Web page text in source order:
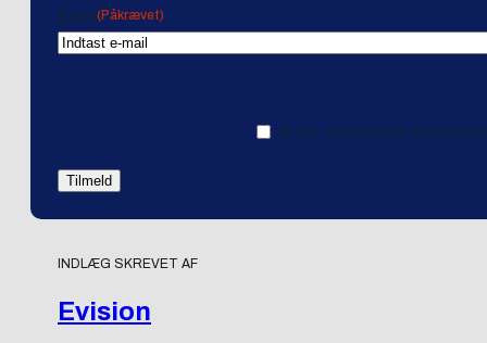
Email (Påkrævet)
Ja tak, jeg vil gerne modtage
INDLÆG SKREVET AF
Evision